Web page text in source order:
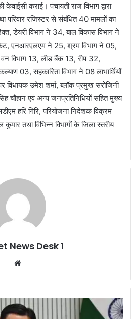
कराई। पंचायती राज विभाग द्वारा
परिवार रजिस्टर से संबंधित 40 मामलों का
डेयरी विभाग ने 34, बाल विकास विभाग ने
एनआरएलएम ने 25, श्रम विभाग ने 05,
वन विभाग 13, लीड बैंक 13, रीप 32,
03, सहकारिता विभाग ने 08 लाभार्थियों
विधायक उमेश शर्मा, ब्लॉक प्रमुख सरोजिनी
चौहान एवं अन्य जनप्रतिनिधियों सहित मुख्य
हरि गिरि, परियोजना निदेशक विक्रम
तथा विभिन्न विभागों के जिला स्तरीय
News Desk 1
te